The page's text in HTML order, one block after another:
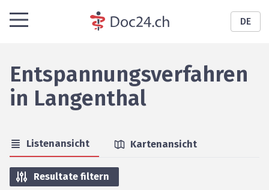
DE
Entspannungsverfahren
in Langenthal
Listenansicht Kartenansicht
Resultate filtern